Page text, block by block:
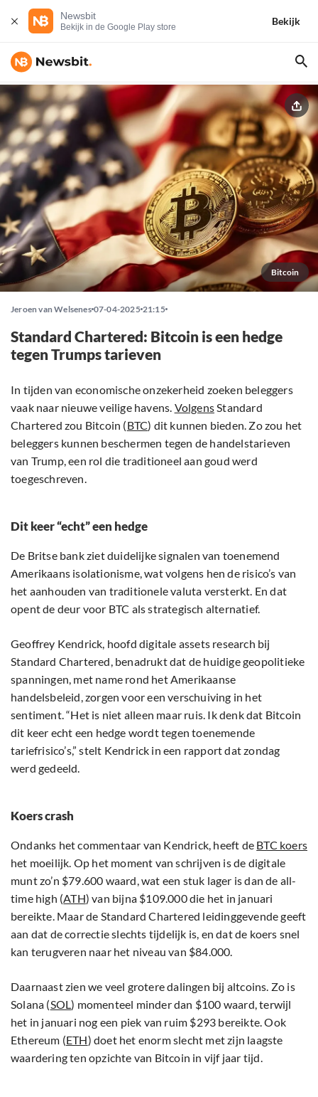
Newsbit
Bekijk in de Google Play store
Bekijk
Bitcoin
Jeroen van Welsenes 07-04-2025 21:15
Standard Chartered: Bitcoin is een hedge
tegen Trumps tarieven
In tijden van economische onzekerheid zoeken beleggers
vaak naar nieuwe veilige havens. VolgensStandard
Chartered zou Bitcoin (BTC) dit kunnen bieden. Zo zou het
beleggers kunnen beschermen tegen de handelstarieven
van Trump, een rol die traditioneel aan goud werd
toegeschreven.
Dit keer “echt” een hedge
De Britse bank ziet duidelijke signalen van toenemend
Amerikaans isolationisme, wat volgens hen de risico’s van
het aanhouden van traditionele valuta versterkt. En dat
opent de deur voor BTC als strategisch alternatief.
Geoffrey Kendrick, hoofd digitale assets research bij
Standard Chartered, benadrukt dat de huidige geopolitieke
spanningen, met name rond het Amerikaanse
handelsbeleid, zorgen voor een verschuiving in het
sentiment. “Het is niet alleen maar ruis. Ik denk dat Bitcoin
dit keer echt een hedge wordt tegen toenemende
tariefrisico’s,” stelt Kendrick in een rapport dat zondag
werd gedeeld.
Koers crash
Ondanks het commentaar van Kendrick, heeft de BTC koers
het moeilijk. Op het moment van schrijven is de digitale
munt zo’n $79.600 waard, wat een stuk lager is dan de all-
time high (ATH) van bijna $109.000 die het in januari
bereikte. Maar de Standard Chartered leidinggevende geeft
aan dat de correctie slechts tijdelijk is, en dat de koers snel
kan terugveren naar het niveau van $84.000.
Daarnaast zien we veel grotere dalingen bij altcoins. Zo is
Solana (SOL) momenteel minder dan $100 waard, terwijl
het in januari nog een piek van ruim $293 bereikte. Ook
Ethereum (ETH) doet het enorm slecht met zijn laagste
waardering ten opzichte van Bitcoin in vijf jaar tijd.